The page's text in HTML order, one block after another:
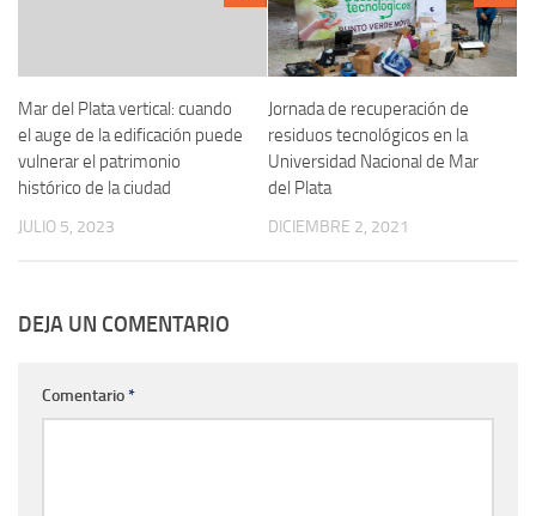
Mar del Plata vertical: cuando
el auge de la edificación puede
vulnerar el patrimonio
histórico de la ciudad
JULIO 5, 2023
Jornada de recuperación de
residuos tecnológicos en la
Universidad Nacional de Mar
del Plata
DICIEMBRE 2, 2021
DEJA UN COMENTARIO
Comentario*